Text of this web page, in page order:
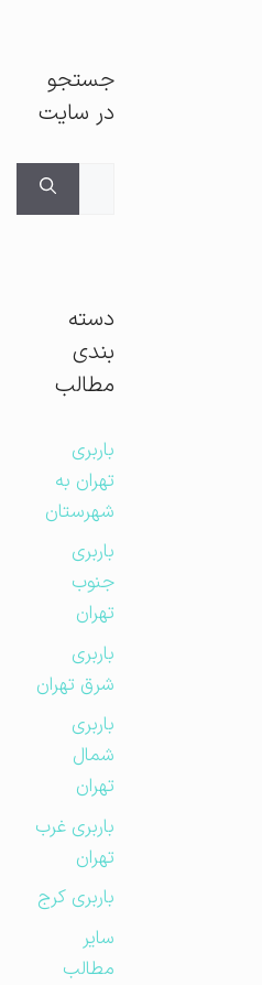
جستجو
در سایت
دسته
بندی
مطالب
باربری
تهران به
شهرستان
باربری
جنوب
تهران
باربری
شرق تهران
باربری
شمال
تهران
باربری غرب
تهران
باربری کرج
مطالب